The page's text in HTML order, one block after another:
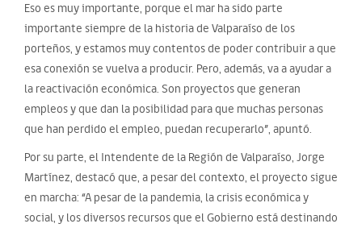
Eso es muy importante, porque el mar ha sido parte
importante siempre de la historia de Valparaíso de los
porteños, y estamos muy contentos de poder contribuir a que
esa conexión se vuelva a producir. Pero, además, va a ayudar a
la reactivación económica. Son proyectos que generan
empleos y que dan la posibilidad para que muchas personas
que han perdido el empleo, puedan recuperarlo”, apuntó.
Por su parte, el Intendente de la Región de Valparaíso, Jorge
Martínez, destacó que, a pesar del contexto, el proyecto sigue
en marcha: “A pesar de la pandemia, la crisis económica y
social, y los diversos recursos que el Gobierno está destinando